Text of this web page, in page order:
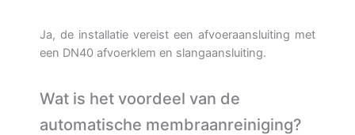
Ja, de installatie vereist een afvoeraansluiting met
een DN40 afvoerklem en slangaansluiting.
Wat is het voordeel van de
automatische membraanreiniging?